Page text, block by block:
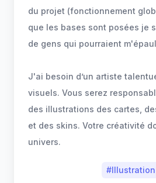
du projet (fonctionnement
que les bases sont posées je
de gens qui pourraient
J'ai besoin d’un artiste
visuels. Vous serez
des illustrations des cartes,
et des skins. Votre créativité
univers.
#Illustration